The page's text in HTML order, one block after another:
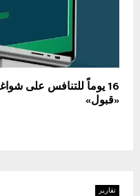
16 يوماً للتنافس على
«قبول»
تقارير